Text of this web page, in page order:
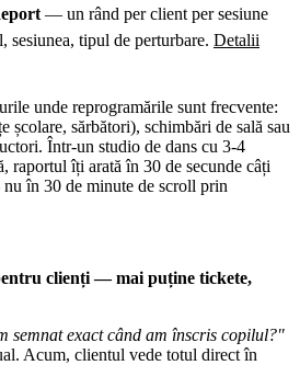
— un rând per client per sesiune
sesiunea, tipul de perturbare. Detalii
unde reprogramările sunt frecvente:
școlare, sărbători), schimbări de sală sau
Într-un studio de dans cu 3-4
raportul îți arată în 30 de secunde câți
în 30 de minute de scroll prin
clienți — mai puține tickete,
semnat exact când am înscris copilul?"
Acum, clientul vede totul direct în